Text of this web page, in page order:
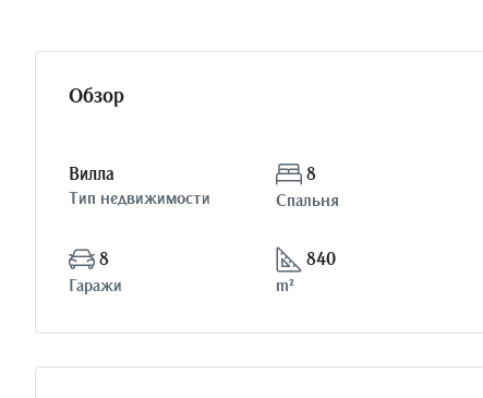
Обзор
Вилла
Тип недвижимости
8
Спальня
8
Гаражи
840
m²